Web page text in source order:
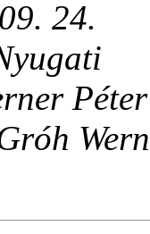
24.
Péter